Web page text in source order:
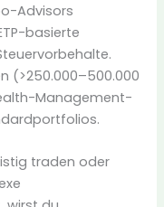
Advisors
basierte
(>250.000–500.000
Management-
traden oder